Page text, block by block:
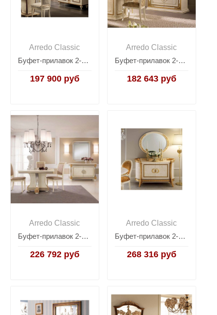
Arredo Classic
Буфет-прилавок 2-дверный Arredo Classic Fantasia
197 900 руб
Arredo Classic
Буфет-прилавок 2-дверный Arredo Classic Leonardo (Арредо Классик Леонардо)
182 643 руб
Arredo Classic
Буфет-прилавок 2-дверный Arredo Classic Liberty
226 792 руб
Arredo Classic
Буфет-прилавок 2-дверный Arredo Classic Melodia
268 316 руб